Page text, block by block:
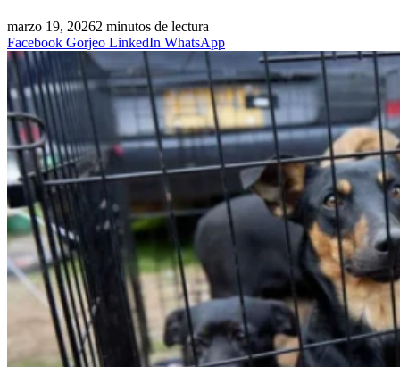
marzo 19, 20262 minutos de lectura
Facebook Gorjeo LinkedIn WhatsApp